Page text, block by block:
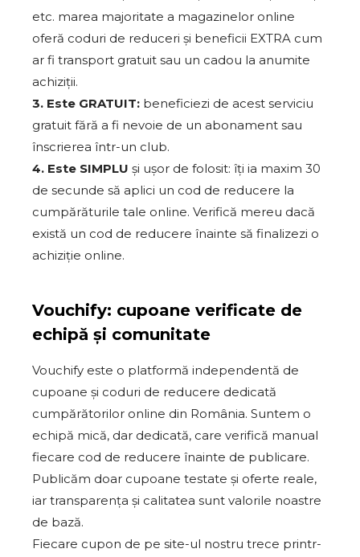
etc. marea majoritate a magazinelor online
oferă coduri de reduceri și beneficii EXTRA cum
ar fi transport gratuit sau un cadou la anumite
achiziții.
3. Este GRATUIT: beneficiezi de acest serviciu
gratuit fără a fi nevoie de un abonament sau
înscrierea într-un club.
4. Este SIMPLU și ușor de folosit: îți ia maxim 30
de secunde să aplici un cod de reducere la
cumpărăturile tale online. Verifică mereu dacă
există un cod de reducere înainte să finalizezi o
achiziție online.
Vouchify: cupoane verificate de
echipă și comunitate
Vouchify este o platformă independentă de
cupoane și coduri de reducere dedicată
cumpărătorilor online din România. Suntem o
echipă mică, dar dedicată, care verifică manual
fiecare cod de reducere înainte de publicare.
Publicăm doar cupoane testate și oferte reale,
iar transparența și calitatea sunt valorile noastre
de bază.
Fiecare cupon de pe site-ul nostru trece printr-